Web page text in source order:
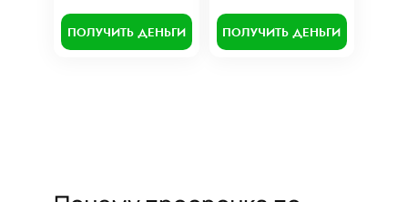
ПОЛУЧИТЬ ДЕНЬГИ ПОЛУЧИТЬ ДЕНЬГИ